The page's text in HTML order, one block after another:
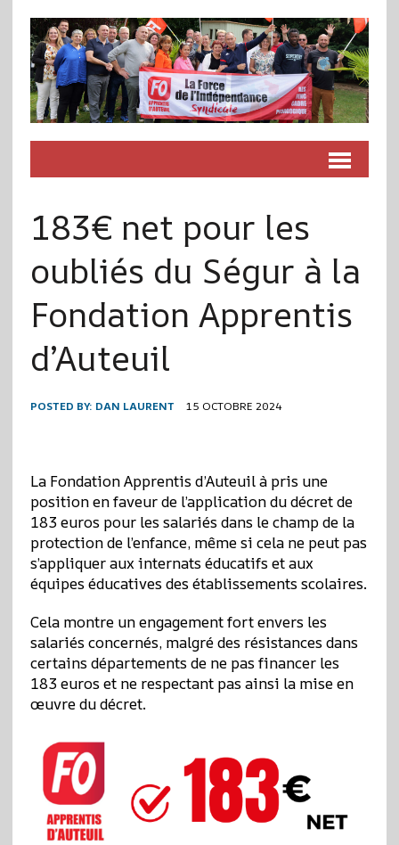
183€ net pour les
oubliés du Ségur à la
Fondation Apprentis
d’Auteuil
POSTED BY: DAN LAURENT 15 OCTOBRE 2024
La Fondation Apprentis d’Auteuil à pris une
position en faveur de l’application du décret de
183 euros pour les salariés dans le champ de la
protection de l’enfance, même si cela ne peut pas
s’appliquer aux internats éducatifs et aux
équipes éducatives des établissements scolaires.
Cela montre un engagement fort envers les
salariés concernés, malgré des résistances dans
certains départements de ne pas financer les
183 euros et ne respectant pas ainsi la mise en
œuvre du décret.